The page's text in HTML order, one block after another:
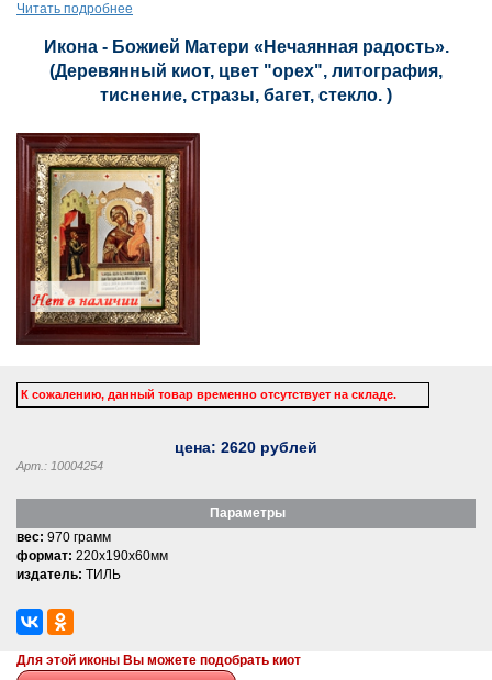
Читать подробнее
Икона - Божией Матери «Нечаянная радость».
(Деревянный киот, цвет "орех", литография,
тиснение, стразы, багет, стекло. )
К сожалению, данный товар временно отсутствует на складе.
цена: 2620 рублей
Арт.: 10004254
Параметры
вес: 970 грамм
формат: 220x190x60мм
издатель: ТИЛЬ
Для этой иконы Вы можете подобрать киот